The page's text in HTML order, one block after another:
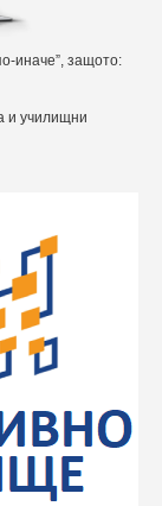
иначе”, защото:
и училищни